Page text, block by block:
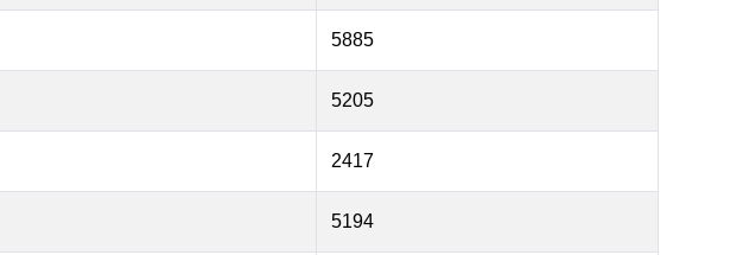
5885
5205
2417
5194